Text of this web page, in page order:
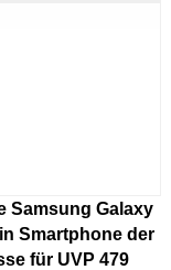
Samsung Galaxy
Smartphone der
für UVP 479